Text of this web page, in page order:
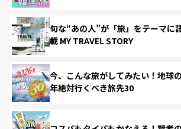
旬な“あの人”が「旅」をテーマに
載 MY TRAVEL STORY
今、こんな旅がしてみたい！地球
年絶対行くべき旅先30